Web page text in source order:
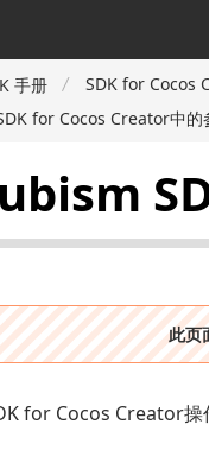
手册
SDK for Cocos
for Cocos Creator中的
此页
for Cocos Creator